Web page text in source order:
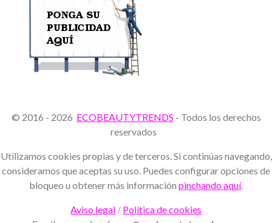
© 2016 - 2026 ECOBEAUTYTRENDS - Todos los derechos
reservados
Utilizamos cookies propias y de terceros. Si continúas navegando,
consideramos que aceptas su uso. Puedes configurar opciones de
bloqueo u obtener más información pinchando aquí.
Aviso legal / Política de cookies